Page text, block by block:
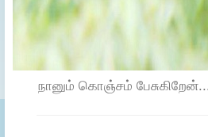
நானும் கொஞ்சம்